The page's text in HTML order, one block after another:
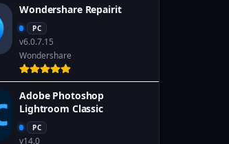
Wondershare Repairit
PC
v6.0.7.15
Wondershare
Adobe Photoshop
Lightroom Classic
PC
v14.0